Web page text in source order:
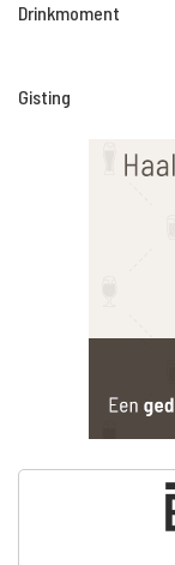
Drinkmoment
Gisting